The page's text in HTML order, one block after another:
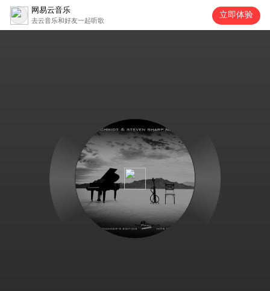
网易云音乐
去云音乐和好友一起听歌
立即体验